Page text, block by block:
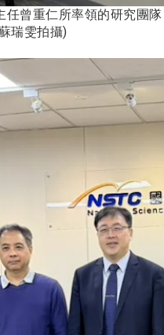
曾重仁所率領的研究團
瑞雯拍攝)